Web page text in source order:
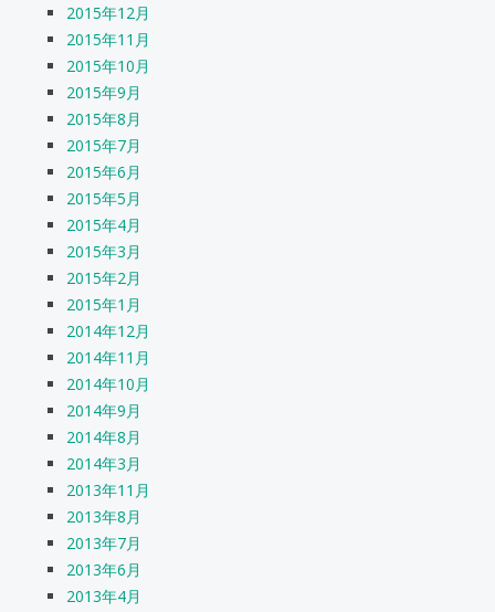
2015年12月
2015年11月
2015年10月
2015年9月
2015年8月
2015年7月
2015年6月
2015年5月
2015年4月
2015年3月
2015年2月
2015年1月
2014年12月
2014年11月
2014年10月
2014年9月
2014年8月
2014年3月
2013年11月
2013年8月
2013年7月
2013年6月
2013年4月